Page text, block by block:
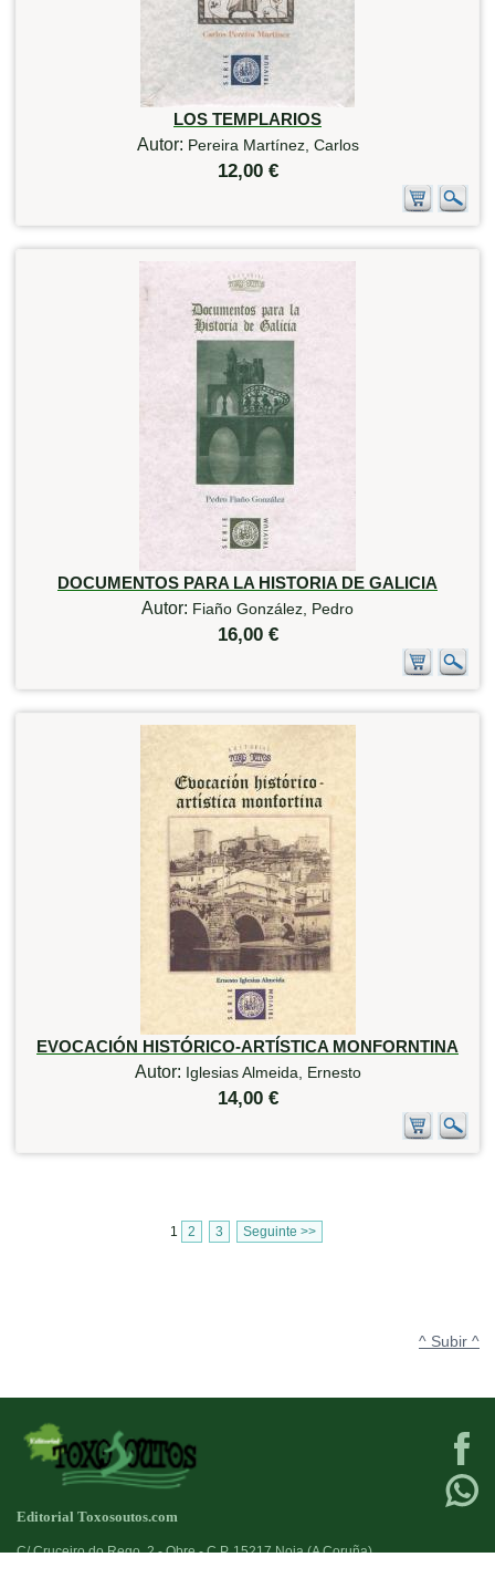
LOS TEMPLARIOS
Autor: Pereira Martínez, Carlos
12,00 €
DOCUMENTOS PARA LA HISTORIA DE GALICIA
Autor: Fiaño González, Pedro
16,00 €
EVOCACIÓN HISTÓRICO-ARTÍSTICA MONFORNTINA
Autor: Iglesias Almeida, Ernesto
14,00 €
1 2 3 Seguinte >>
^ Subir ^
Editorial Toxosoutos.com
C/ Cruceiro do Rego, 2 - Obre - C.P. 15217 Noia (A Coruña)